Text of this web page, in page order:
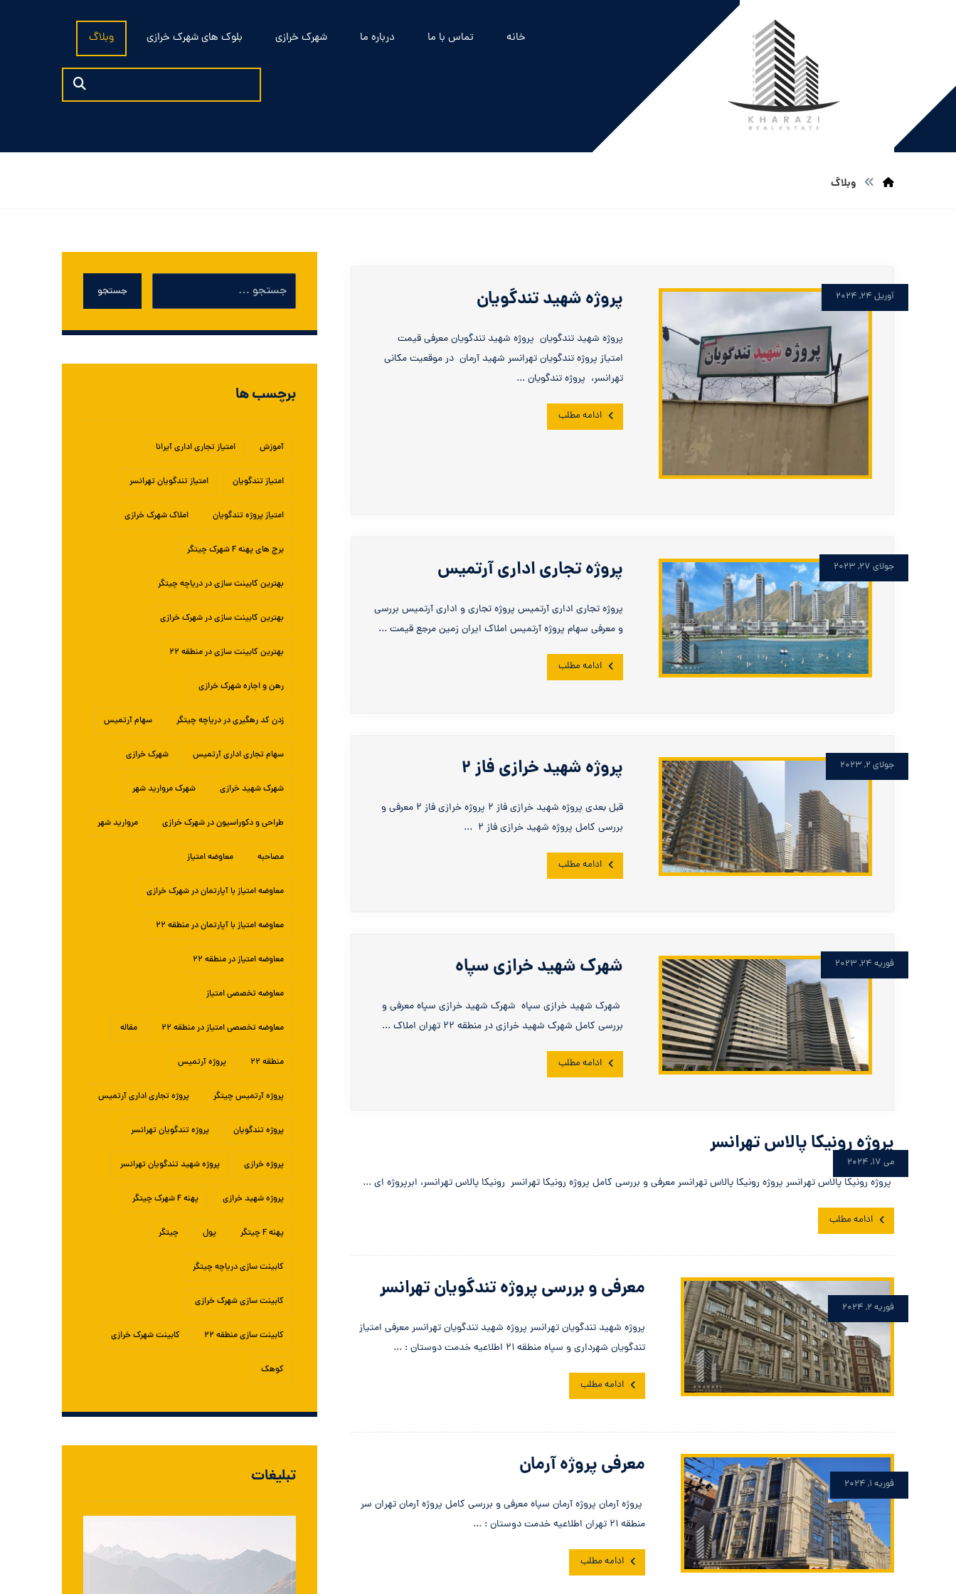
خانه تماس با ما درباره ما شهرک خرازی بلوک های شهرک خرازی وبلاگ
وبلاگ
پروژه شهید تندگویان آوریل ۲۴, ۲۰۲۴
پروژه شهید تندگویان پروژه شهید تندگویان معرفی قیمت
امتیاز پروژه تندگویان تهرانسر شهید آرمان در موقعیت مکانی
تهرانسر، پروژه تندگویان ...
ادامه مطلب
پروژه تجاری اداری آرتمیس جولای ۲۷, ۲۰۲۳
پروژه تجاری اداری آرتمیس پروژه تجاری و اداری آرتمیس بررسی
و معرفی سهام پروژه آرتمیس املاک ایران زمین مرجع قیمت ...
ادامه مطلب
پروژه شهید خرازی فاز ۲ جولای ۲, ۲۰۲۳
قبل بعدی پروژه شهید خرازی فاز ۲ پروژه خرازی فاز ۲ معرفی و
بررسی کامل پروژه شهید خرازی فاز ۲ ...
ادامه مطلب
شهرک شهید خرازی سپاه فوریه ۲۴, ۲۰۲۳
شهرک شهید خرازی سپاه شهرک شهید خرازی سپاه معرفی و
بررسی کامل شهرک شهید خرازی در منطقه ۲۲ تهران املاک ...
ادامه مطلب
پروژه رونیکا پالاس تهرانسر
می ۱۷, ۲۰۲۴
پروژه رونیکا پالاس تهرانسر پروژه رونیکا پالاس تهرانسر معرفی و بررسی کامل پروژه رونیکا تهرانسر رونیکا پالاس تهرانسر، ابرپروژه ‌ای ...
ادامه مطلب
معرفی و بررسی پروژه تندگویان تهرانسر
فوریه ۲, ۲۰۲۴
پروژه شهید تندگویان تهرانسر پروژه شهید تندگویان تهرانسر معرفی امتیاز
تندگویان شهرداری و سپاه منطقه ۲۱ اطلاعیه خدمت دوستان : ...
ادامه مطلب
معرفی پروژه آرمان
فوریه ۱, ۲۰۲۴
پروژه آرمان پروژه آرمان سپاه معرفی و بررسی کامل پروژه آرمان تهران سر
منطقه ۲۱ تهران اطلاعیه خدمت دوستان : ...
ادامه مطلب
جستجو
برچسب ها
آموزش امتیاز تجاری اداری آیرانا
امتیاز تندگویان امتیاز تندگویان تهرانسر
امتیاز پروژه تندگویان املاک شهرک خرازی
برج های پهنه F شهرک چیتگر
بهترین کابینت سازی در دریاچه چیتگر
بهترین کابینت سازی در شهرک خرازی
بهترین کابینت سازی در منطقه ۲۲
رهن و اجاره شهرک خرازی
زدن کد رهگیری در دریاچه چیتگر سهام آرتمیس
سهام تجاری اداری آرتمیس شهرک خرازی
شهرک شهید خرازی شهرک مروارید شهر
طراحی و دکوراسیون در شهرک خرازی مروارید شهر
مصاحبه معاوضه امتیاز
معاوضه امتیاز با آپارتمان در شهرک خرازی
معاوضه امتیاز با آپارتمان در منطقه ۲۲
معاوضه امتیاز در منطقه ۲۲
معاوضه تخصصی امتیاز
معاوضه تخصصی امتیاز در منطقه ۲۲ مقاله
منطقه ۲۲ پروژه آرتمیس
پروژه آرتمیس چیتگر پروژه تجاری اداری آرتمیس
پروژه تندگویان پروژه تندگویان تهرانسر
پروژه خرازی پروژه شهید تندگویان تهرانسر
پروژه شهید خرازی پهنه F شهرک چیتگر
پهنه F چیتگر پول چیتگر
کابینت سازی دریاچه چیتگر
کابینت سازی شهرک خرازی
کابینت سازی منطقه ۲۲ کابینت شهرک خرازی
کوهک
تبلیغات